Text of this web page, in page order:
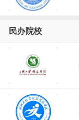
民办院校